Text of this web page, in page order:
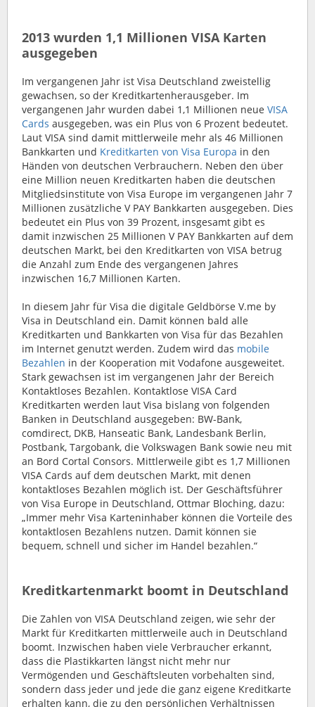
2013 wurden 1,1 Millionen VISA Karten
ausgegeben
Im vergangenen Jahr ist Visa Deutschland zweistellig
gewachsen, so der Kreditkartenherausgeber. Im
vergangenen Jahr wurden dabei 1,1 Millionen neue VISA
Cards ausgegeben, was ein Plus von 6 Prozent bedeutet.
Laut VISA sind damit mittlerweile mehr als 46 Millionen
Bankkarten und Kreditkarten von Visa Europa in den
Händen von deutschen Verbrauchern. Neben den über
eine Million neuen Kreditkarten haben die deutschen
Mitgliedsinstitute von Visa Europe im vergangenen Jahr 7
Millionen zusätzliche V PAY Bankkarten ausgegeben. Dies
bedeutet ein Plus von 39 Prozent, insgesamt gibt es
damit inzwischen 25 Millionen V PAY Bankkarten auf dem
deutschen Markt, bei den Kreditkarten von VISA betrug
die Anzahl zum Ende des vergangenen Jahres
inzwischen 16,7 Millionen Karten.
In diesem Jahr für Visa die digitale Geldbörse V.me by
Visa in Deutschland ein. Damit können bald alle
Kreditkarten und Bankkarten von Visa für das Bezahlen
im Internet genutzt werden. Zudem wird das mobile
Bezahlen in der Kooperation mit Vodafone ausgeweitet.
Stark gewachsen ist im vergangenen Jahr der Bereich
Kontaktloses Bezahlen. Kontaktlose VISA Card
Kreditkarten werden laut Visa bislang von folgenden
Banken in Deutschland ausgegeben: BW-Bank,
comdirect, DKB, Hanseatic Bank, Landesbank Berlin,
Postbank, Targobank, die Volkswagen Bank sowie neu mit
an Bord Cortal Consors. Mittlerweile gibt es 1,7 Millionen
VISA Cards auf dem deutschen Markt, mit denen
kontaktloses Bezahlen möglich ist. Der Geschäftsführer
von Visa Europe in Deutschland, Ottmar Bloching, dazu:
„Immer mehr Visa Karteninhaber können die Vorteile des
kontaktlosen Bezahlens nutzen. Damit können sie
bequem, schnell und sicher im Handel bezahlen.“
Kreditkartenmarkt boomt in Deutschland
Die Zahlen von VISA Deutschland zeigen, wie sehr der
Markt für Kreditkarten mittlerweile auch in Deutschland
boomt. Inzwischen haben viele Verbraucher erkannt,
dass die Plastikkarten längst nicht mehr nur
Vermögenden und Geschäftsleuten vorbehalten sind,
sondern dass jeder und jede die ganz eigene Kreditkarte
erhalten kann, die zu den persönlichen Verhältnissen